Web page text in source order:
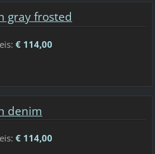
gray frosted
€ 114,00
denim
€ 114,00